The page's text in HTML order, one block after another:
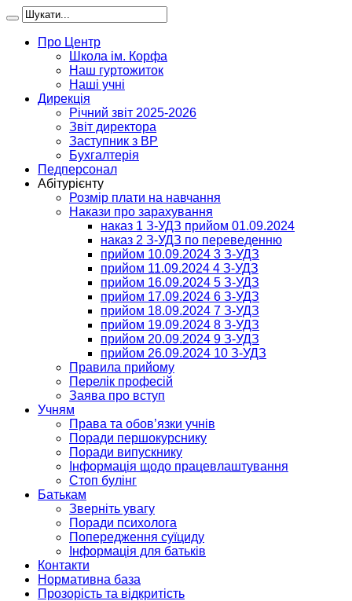
Про Центр
Школа ім. Корфа
Наш гуртожиток
Наші учні
Дирекція
Річний звіт 2025-2026
Звіт директора
Заступник з ВР
Бухгалтерія
Педперсонал
Абітурієнту
Розмір плати на навчання
Накази про зарахування
наказ 1 З-УДЗ прийом 01.09.2024
наказ 2 З-УДЗ по переведенню
прийом 10.09.2024 3 З-УДЗ
прийом 11.09.2024 4 З-УДЗ
прийом 16.09.2024 5 З-УДЗ
прийом 17.09.2024 6 З-УДЗ
прийом 18.09.2024 7 З-УДЗ
прийом 19.09.2024 8 З-УДЗ
прийом 20.09.2024 9 З-УДЗ
прийом 26.09.2024 10 З-УДЗ
Правила прийому
Перелік професій
Заява про вступ
Учням
Права та обов’язки учнів
Поради першокурснику
Поради випускнику
Інформація щодо працевлаштування
Стоп булінг
Батькам
Зверніть увагу
Поради психолога
Попередження суїциду
Інформація для батьків
Контакти
Нормативна база
Прозорість та відкритість